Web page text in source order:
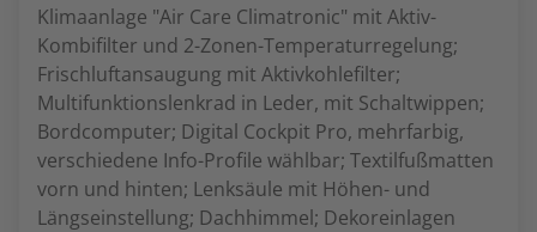
Klimaanlage "Air Care Climatronic" mit Aktiv-
Kombifilter und 2-Zonen-Temperaturregelung;
Frischluftansaugung mit Aktivkohlefilter;
Multifunktionslenkrad in Leder, mit Schaltwippen;
Bordcomputer; Digital Cockpit Pro, mehrfarbig,
verschiedene Info-Profile wählbar; Textilfußmatten
vorn und hinten; Lenksäule mit Höhen- und
Längseinstellung; Dachhimmel; Dekoreinlagen